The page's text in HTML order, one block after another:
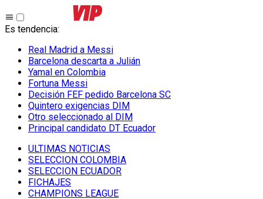
Es tendencia:
Real Madrid a Messi
Barcelona descarta a Julián
Yamal en Colombia
Fortuna Messi
Decisión FEF pedido Barcelona SC
Quintero exigencias DIM
Otro seleccionado al DIM
Principal candidato DT Ecuador
ULTIMAS NOTICIAS
SELECCION COLOMBIA
SELECCION ECUADOR
FICHAJES
CHAMPIONS LEAGUE